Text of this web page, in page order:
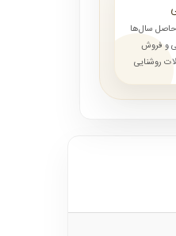
حاصل سال‌ها
و فروش
روشنایی